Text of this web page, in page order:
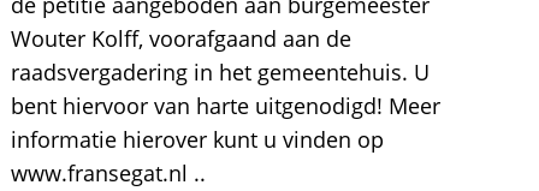
Wouter Kolff, voorafgaand aan de
raadsvergadering in het gemeentehuis. U
bent hiervoor van harte uitgenodigd! Meer
informatie hierover kunt u vinden op
www.fransegat.nl ..